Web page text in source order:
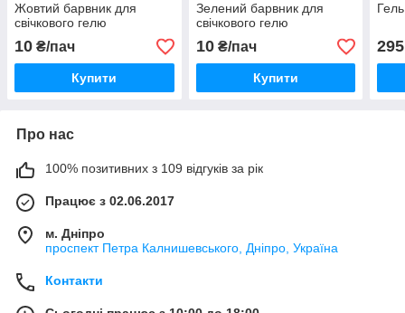
Жовтий барвник для
свічкового гелю
10 ₴/пач
Купити
Зелений барвник для
свічкового гелю
10₴/пач
Купити
295
Про нас
100% позитивних з 109 відгуків за рік
Працює з 02.06.2017
м. Дніпро
проспект Петра Калнишевського, Дніпро, Україна
Контакти